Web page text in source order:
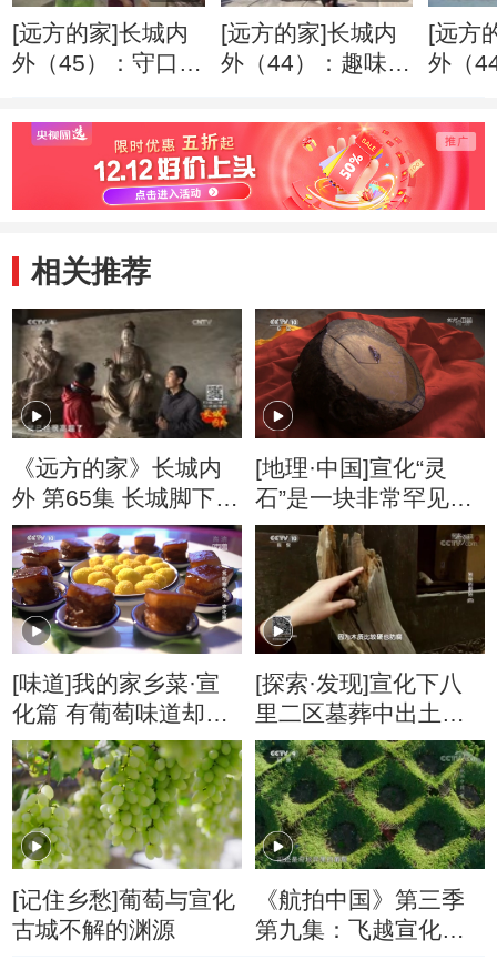
[远方的家]长城内
外（45）：守口堡
[远方的家]长城内
外（44）：趣味乡
[远方
外（
相关推荐
《远方的家》长城内
外 第65集 长城脚下泥
塑人 20160101
[地理·中国]宣化“灵
石”是一块非常罕见
的“战国红”玛瑙
[味道]我的家乡菜·宣
化篇 有葡萄味道却不
见葡萄 葡萄红烧肉是
外地人来宣化必须打
卡的一道美味
[探索·发现]宣化下八
里二区墓葬中出土的
两具木偶也是真容木
偶像
[记住乡愁]葡萄与宣化
古城不解的渊源
《航拍中国》第三季
第九集：飞越宣化古